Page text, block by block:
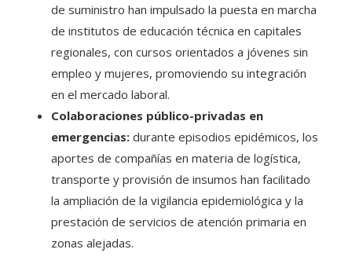
de suministro han impulsado la puesta en marcha
de institutos de educación técnica en capitales
regionales, con cursos orientados a jóvenes sin
empleo y mujeres, promoviendo su integración
en el mercado laboral.
Colaboraciones público-privadas en
emergencias: durante episodios epidémicos, los
aportes de compañías en materia de logística,
transporte y provisión de insumos han facilitado
la ampliación de la vigilancia epidemiológica y la
prestación de servicios de atención primaria en
zonas alejadas.